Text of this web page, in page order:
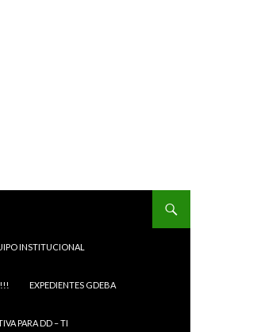
INSTITUCIONAL
EXPEDIENTES GDEBA
PARA DD – TI